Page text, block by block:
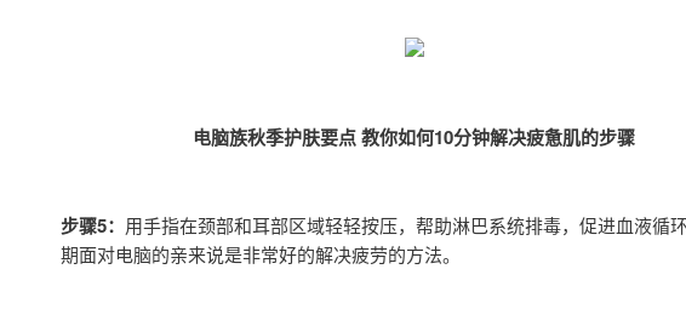
电脑族秋季护肤要点 教你如何10分钟解决疲惫肌的步骤
步骤5： 用手指在颈部和耳部区域轻轻按压，帮助淋巴系统排毒，促进血液循
期面对电脑的亲来说是非常好的解决疲劳的方法。